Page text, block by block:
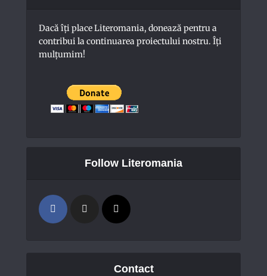
Dacă îți place Literomania, donează pentru a
contribui la continuarea proiectului nostru. Îți
mulțumim!
Follow Literomania
Contact